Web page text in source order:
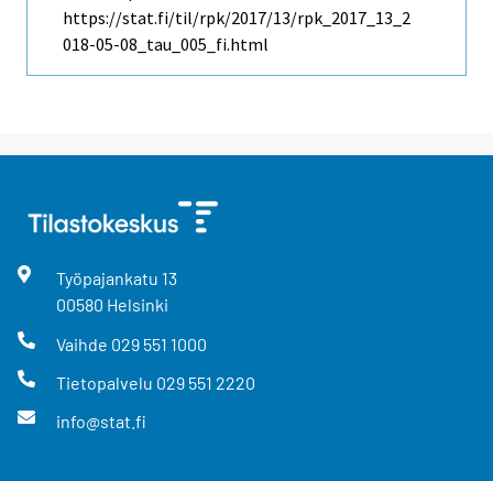
https://stat.fi/til/rpk/2017/13/rpk_2017_13_2
018-05-08_tau_005_fi.html
Työpajankatu 13
00580 Helsinki
Vaihde 029 551 1000
Tietopalvelu 029 551 2220
info@stat.fi